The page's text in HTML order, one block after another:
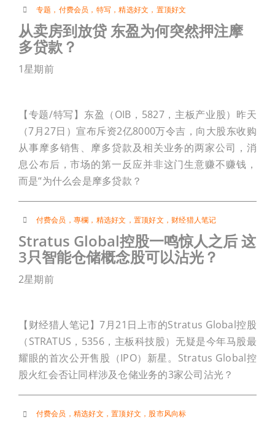
专题 ， 付费会员 ， 特写 ，精选好文 ， 置顶好文
从卖房到放贷 东盈为何突然押注摩
多贷款？
1星期前
【专题/特写】东盈（OIB，5827，主板产业股）昨天
（7月27日）宣布斥资2亿8000万令吉，向大股东收购
从事摩多销售、摩多贷款及相关业务的两家公司，消
息公布后，市场的第一反应并非这门生意赚不赚钱，
而是“为什么会是摩多贷款？
付费会员 ， 專欄 ， 精选好文 ， 置顶好文 ， 财经猎人笔记
Stratus Global控股一鸣惊人之后 这
3只智能仓储概念股可以沾光？
2星期前
【财经猎人笔记】7月21日上市的Stratus Global控股
（STRATUS，5356，主板科技股）无疑是今年马股最
耀眼的首次公开售股（IPO）新星。Stratus Global控
股火红会否让同样涉及仓储业务的3家公司沾光？
付费会员 ， 精选好文 ，置顶好文 ， 股市风向标